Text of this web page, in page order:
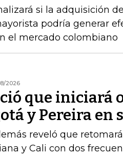
si la adquisición
podría generar
el mercado colombiano
2026
que iniciará
y Pereira en
reveló que
y Cali con dos